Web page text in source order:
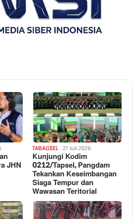
JHN
TABAGSEL 27 Juli 2026
Kunjungi Kodim
0212/Tapsel, Pangdam
Tekankan Keseimbangan
Siaga Tempur dan
Wawasan Teritorial